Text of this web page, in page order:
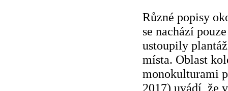
Různé popisy
se nachází
ustoupily
místa. Oblast
monokulturami
2017) uvádí, že